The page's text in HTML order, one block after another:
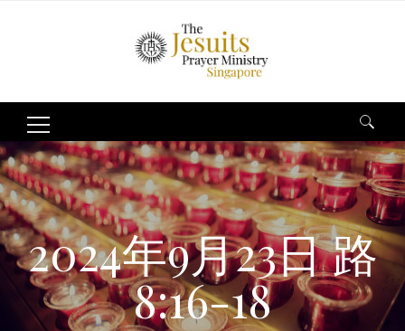
Search
for:
2024年9月23日 路
8:16-18